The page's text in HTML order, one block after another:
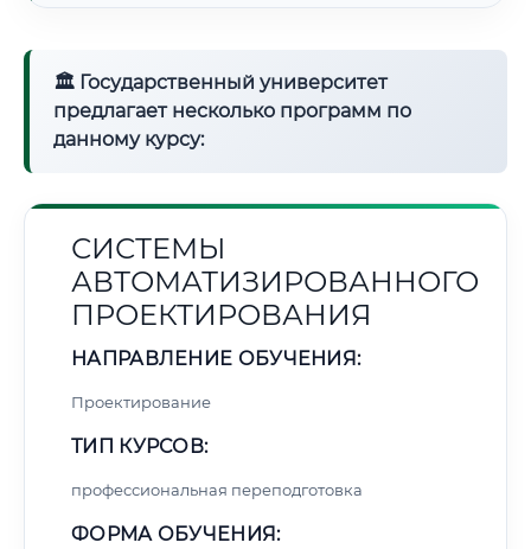
🏛 Государственный университет
предлагает несколько программ по
данному курсу:
СИСТЕМЫ
АВТОМАТИЗИРОВАННОГО
ПРОЕКТИРОВАНИЯ
НАПРАВЛЕНИЕ ОБУЧЕНИЯ:
Проектирование
ТИП КУРСОВ:
профессиональная переподготовка
ФОРМА ОБУЧЕНИЯ: